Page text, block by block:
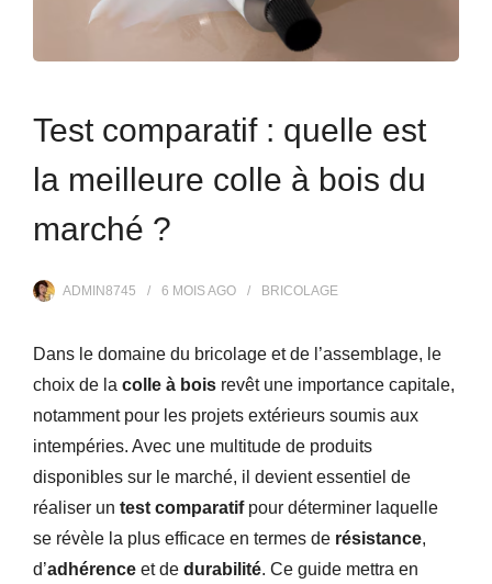
Test comparatif : quelle est
la meilleure colle à bois du
marché ?
ADMIN8745 6 MOISAGO BRICOLAGE
Dans le domaine du bricolage et de l’assemblage, le
choix de la colle à bois revêt une importance capitale,
notamment pour les projets extérieurs soumis aux
intempéries. Avec une multitude de produits
disponibles sur le marché, il devient essentiel de
réaliser un test comparatif pour déterminer laquelle
se révèle la plus efficace en termes de résistance,
d’adhérence et de durabilité. Ce guide mettra en